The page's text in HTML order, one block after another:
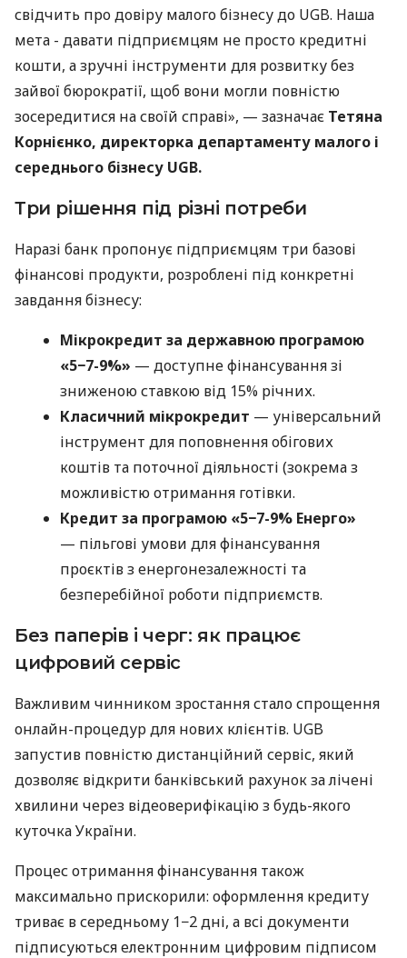
свідчить про довіру малого бізнесу до UGB. Наша
мета - давати підприємцям не просто кредитні
кошти, а зручні інструменти для розвитку без
зайвої бюрократії, щоб вони могли повністю
зосередитися на своїй справі», — зазначає Тетяна
Корнієнко, директорка департаменту малого і
середнього бізнесу UGB.
Три рішення під різні потреби
Наразі банк пропонує підприємцям три базові
фінансові продукти, розроблені під конкретні
завдання бізнесу:
Мікрокредит за державною програмою
«5−7-9%» — доступне фінансування зі
зниженою ставкою від 15% річних.
Класичний мікрокредит — універсальний
інструмент для поповнення обігових
коштів та поточної діяльності (зокрема з
можливістю отримання готівки.
Кредит за програмою «5−7-9% Енерго»
— пільгові умови для фінансування
проєктів з енергонезалежності та
безперебійної роботи підприємств.
Без паперів і черг: як працює
цифровий сервіс
Важливим чинником зростання стало спрощення
онлайн-процедур для нових клієнтів. UGB
запустив повністю дистанційний сервіс, який
дозволяє відкрити банківський рахунок за лічені
хвилини через відеоверифікацію з будь-якого
куточка України.
Процес отримання фінансування також
максимально прискорили: оформлення кредиту
триває в середньому 1−2 дні, а всі документи
підписуються електронним цифровим підписом